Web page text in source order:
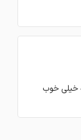
خیلی خوب